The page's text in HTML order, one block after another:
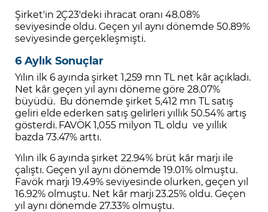
Şirket'in 2Ç23'deki ihracat oranı 48.08%
seviyesinde oldu. Geçen yıl aynı dönemde 50.89%
seviyesinde gerçekleşmişti.
6 Aylık Sonuçlar
Yılın ilk 6 ayında şirket 1,259 mn TL net kâr açıkladı.
Net kâr geçen yıl aynı döneme göre 28.07%
büyüdü. Bu dönemde şirket 5,412 mn TL satış
geliri elde ederken satış gelirleri yıllık 50.54% artış
gösterdi. FAVÖK 1,055 milyon TL oldu ve yıllık
bazda 73.47% arttı.
Yılın ilk 6 ayında şirket 22.94% brüt kâr marjı ile
çalıştı. Geçen yıl aynı dönemde 19.01% olmuştu.
Favök marjı 19.49% seviyesinde olurken, geçen yıl
16.92% olmuştu. Net kâr marjı 23.25% oldu. Geçen
yıl aynı dönemde 27.33% olmuştu.